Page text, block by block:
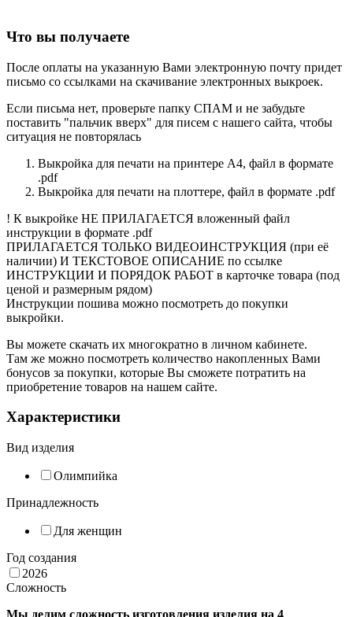
Что вы получаете
После оплаты на указанную Вами электронную почту придет
письмо со ссылками на скачивание электронных выкроек.
Если письма нет, проверьте папку СПАМ и не забудьте
поставить "пальчик вверх" для писем с нашего сайта, чтобы
ситуация не повторялась
Выкройка для печати на принтере А4, файл в формате
.pdf
Выкройка для печати на плоттере, файл в формате .pdf
! К выкройке НЕ ПРИЛАГАЕТСЯ вложенный файл
инструкции в формате .pdf
ПРИЛАГАЕТСЯ ТОЛЬКО ВИДЕОИНСТРУКЦИЯ (при её
наличии) И ТЕКСТОВОЕ ОПИСАНИЕ по ссылке
ИНСТРУКЦИИ И ПОРЯДОК РАБОТ в карточке товара (под
ценой и размерным рядом)
Инструкции пошива можно посмотреть до покупки
выкройки.
Вы можете скачать их многократно в личном кабинете.
Там же можно посмотреть количество накопленных Вами
бонусов за покупки, которые Вы сможете потратить на
приобретение товаров на нашем сайте.
Характеристики
Вид изделия
Олимпийка
Принадлежность
Для женщин
Год создания
2026
Сложность
Мы делим сложность изготовления изделия на 4